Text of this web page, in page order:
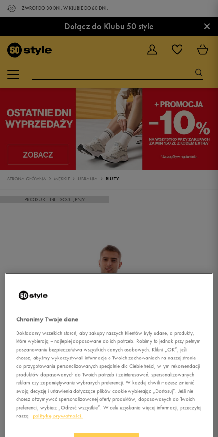
ZWROT DO 30 DNI. W KLUBIE DO 60 DNI.
Dołącz do Klubu 50 style ×
STRONA GŁÓWNA MĘSKIE UBRANIA BLUZY
PRODUKT NIEDOSTĘPNY
1/4
Chronimy Twoje dane
Dokładamy wszelkich starań, aby zakupy naszych Klientów były udane, a produkty,
które wybierają – najlepiej dopasowane do ich potrzeb. Robimy to jednak przy pełnym
poszanowaniu bezpieczeństwa wszystkich danych osobowych. Kliknij „OK”, jeśli
chcesz, abyśmy wykorzystywali informacje o Twoich zachowaniach na naszej stronie
do przygotowania personalizowanych specjalnie dla Ciebie treści, w tym rekomendacji
produktów dopasowanych do Twoich potrzeb i zainteresowań, spersonalizowanych
reklam czy zapamiętywanie wybranych preferencji. W każdej chwili możesz zmienić
swoją decyzję i ustawienia dotyczące plików cookie wybierając „Dostosuj”. Jeśli nie
chcesz otrzymywać spersonalizowanej oferty produktów, dopasowanych do Twoich
preferencji, wybierz „Odrzuć wszystkie”. W celu uzyskania więcej informacji, przeczytaj
naszą
politykę prywatności.